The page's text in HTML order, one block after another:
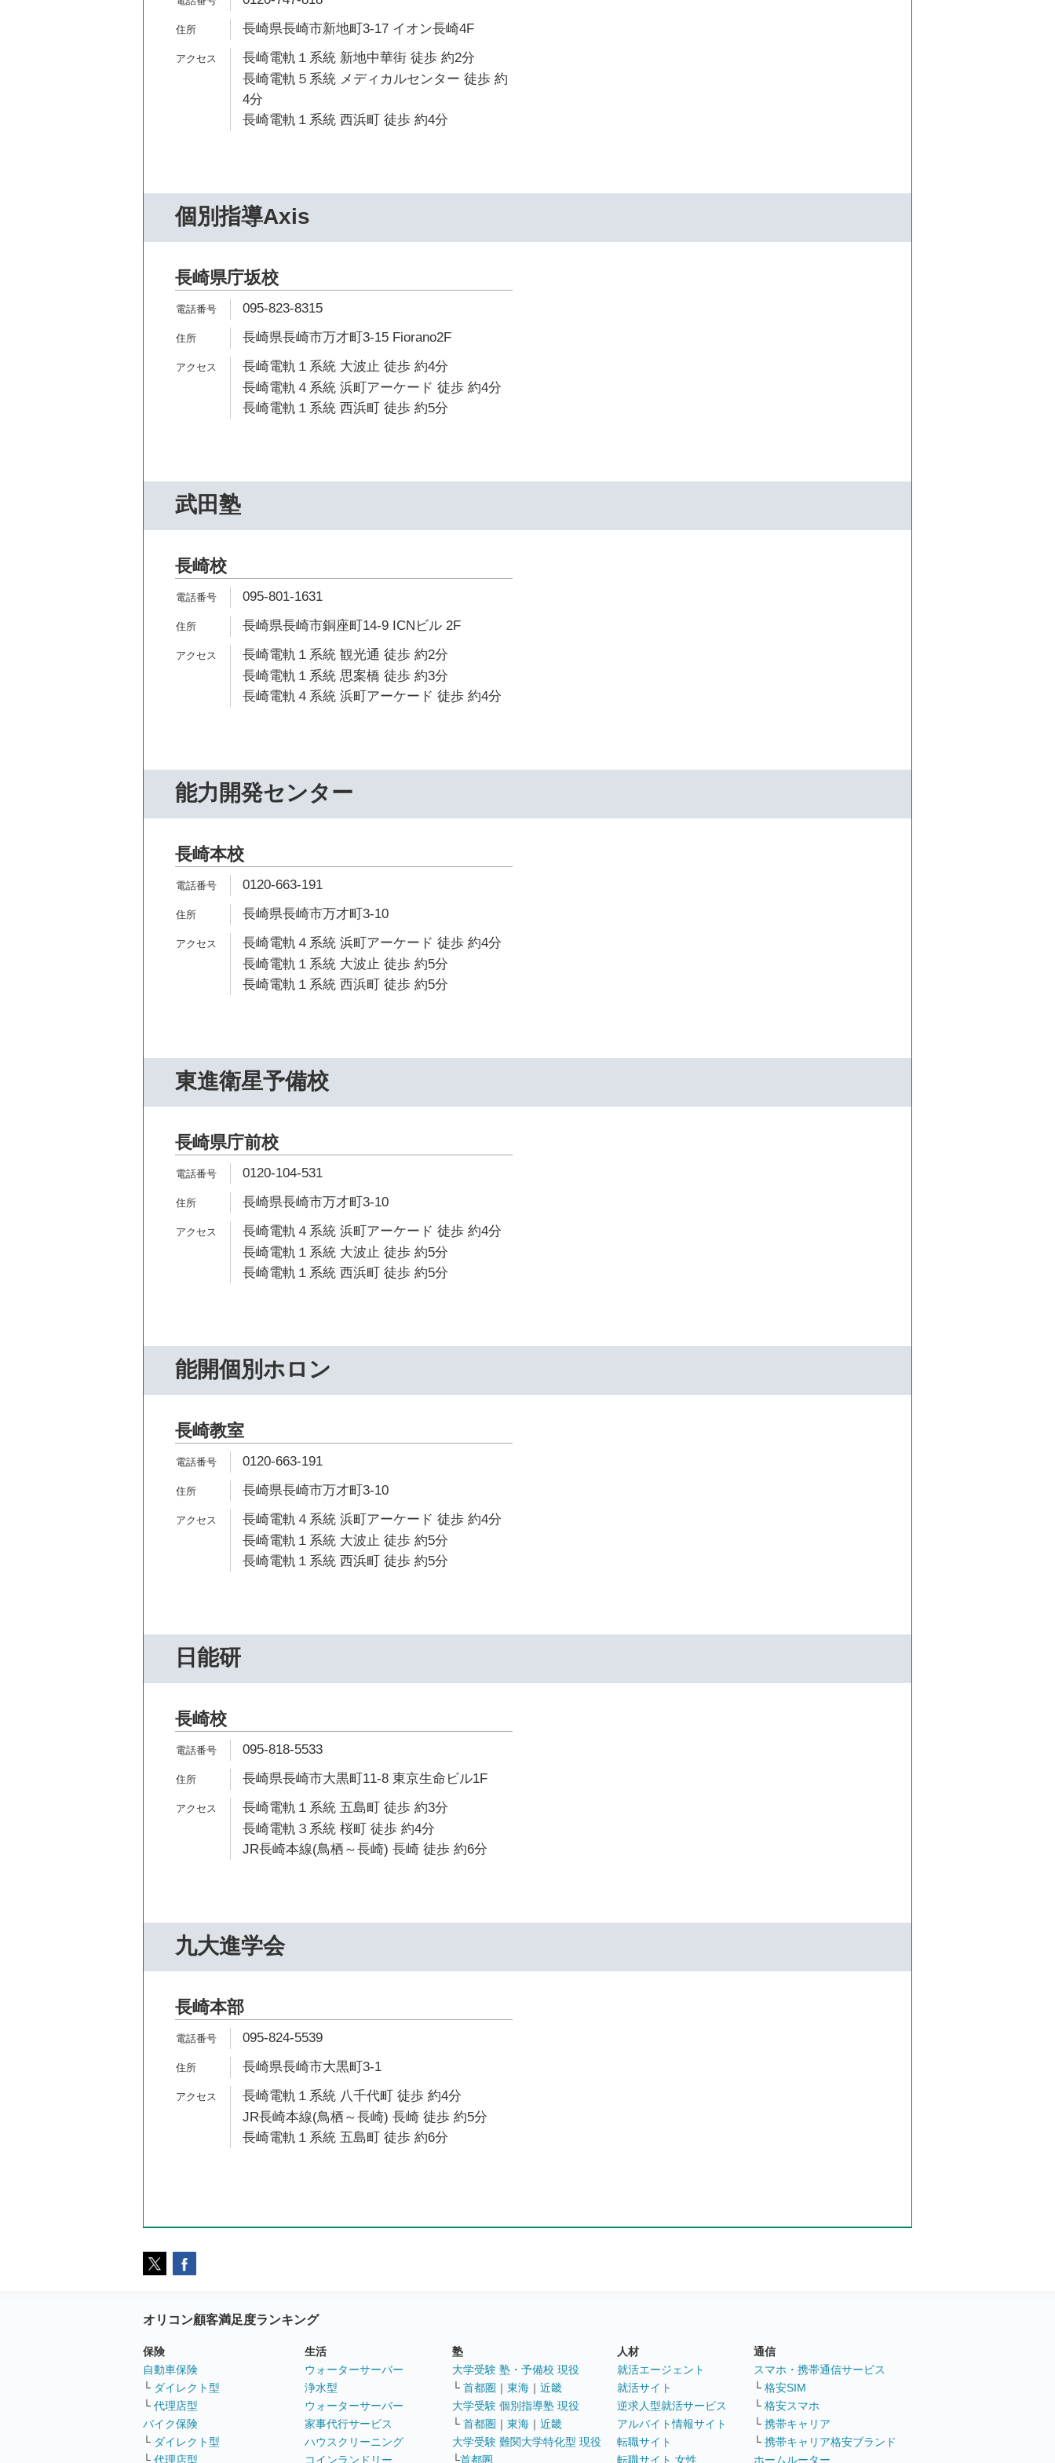
長崎県長崎市新地町3-17 イオン長崎4F
長崎電軌１系統 新地中華街 徒歩 約2分
長崎電軌５系統 メディカルセンター 徒歩 約
4分
長崎電軌１系統 西浜町 徒歩 約4分
個別指導Axis
長崎県庁坂校
095-823-8315
長崎県長崎市万才町3-15 Fiorano2F
長崎電軌１系統 大波止 徒歩 約4分
長崎電軌４系統 浜町アーケード 徒歩 約4分
長崎電軌１系統 西浜町 徒歩 約5分
武田塾
長崎校
095-801-1631
長崎県長崎市銅座町14-9 ICNビル 2F
長崎電軌１系統 観光通 徒歩 約2分
長崎電軌１系統 思案橋 徒歩 約3分
長崎電軌４系統 浜町アーケード 徒歩 約4分
能力開発センター
長崎本校
0120-663-191
長崎県長崎市万才町3-10
長崎電軌４系統 浜町アーケード 徒歩 約4分
長崎電軌１系統 大波止 徒歩 約5分
長崎電軌１系統 西浜町 徒歩 約5分
東進衛星予備校
長崎県庁前校
0120-104-531
長崎県長崎市万才町3-10
長崎電軌４系統 浜町アーケード 徒歩 約4分
長崎電軌１系統 大波止 徒歩 約5分
長崎電軌１系統 西浜町 徒歩 約5分
能開個別ホロン
長崎教室
0120-663-191
長崎県長崎市万才町3-10
長崎電軌４系統 浜町アーケード 徒歩 約4分
長崎電軌１系統 大波止 徒歩 約5分
長崎電軌１系統 西浜町 徒歩 約5分
日能研
長崎校
095-818-5533
長崎県長崎市大黒町11-8 東京生命ビル1F
長崎電軌１系統 五島町 徒歩 約3分
長崎電軌３系統 桜町 徒歩 約4分
JR長崎本線(鳥栖～長崎) 長崎 徒歩 約6分
九大進学会
長崎本部
095-824-5539
長崎県長崎市大黒町3-1
長崎電軌１系統 八千代町 徒歩 約4分
JR長崎本線(鳥栖～長崎) 長崎 徒歩 約5分
長崎電軌１系統 五島町 徒歩 約6分
オリコン顧客満足度ランキング
保険
自動車保険
└ ダイレクト型
└ 代理店型
バイク保険
└ ダイレクト型
└ 代理店型
生活
ウォーターサーバー
浄水型
ウォーターサーバー
家事代行サービス
ハウスクリーニング
コインランドリー
塾
大学受験 塾・予備校 現役
└ 首都圏 ｜ 東海 ｜ 近畿
大学受験 個別指導塾 現役
└ 首都圏 ｜ 東海 ｜ 近畿
大学受験 難関大学特化型 現役
└首都圏
人材
就活エージェント
就活サイト
逆求人型就活サービス
アルバイト情報サイト
転職サイト
転職サイト 女性
通信
スマホ・携帯通信サービス
└ 格安SIM
└ 格安スマホ
└ 携帯キャリア
└ 携帯キャリア格安ブランド
ホームルーター